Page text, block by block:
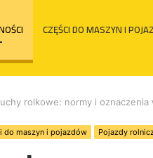
CZĘŚCI DO MASZYN I
rolkowe: normy i
do maszyn i pojazdów Pojazdy